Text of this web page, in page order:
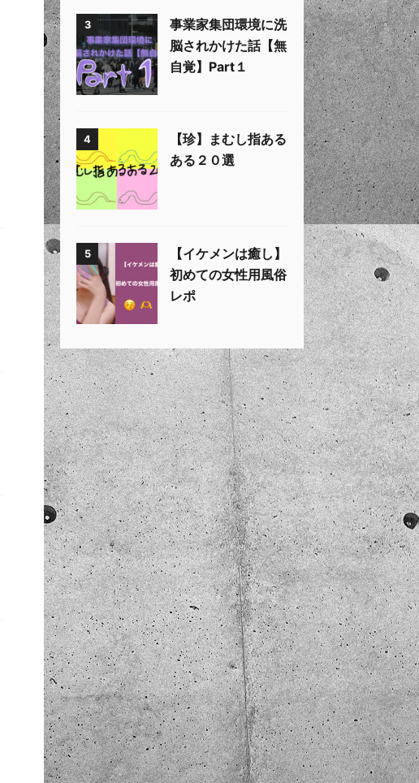
3
事業家集団環境に洗
脳されかけた話【無
自覚】Part１
4
【珍】まむし指ある
ある２０選
5
【イケメンは癒し】
初めての女性用風俗
レポ